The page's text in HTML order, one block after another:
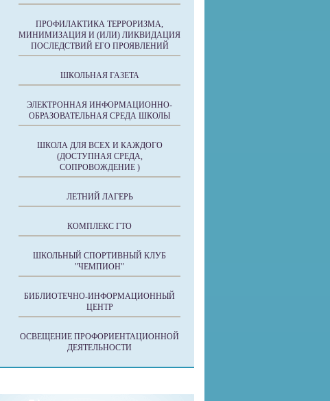
ПРОФИЛАКТИКА ТЕРРОРИЗМА,
МИНИМИЗАЦИЯ И (ИЛИ) ЛИКВИДАЦИЯ
ПОСЛЕДСТВИЙ ЕГО ПРОЯВЛЕНИЙ
ШКОЛЬНАЯ ГАЗЕТА
ЭЛЕКТРОННАЯ ИНФОРМАЦИОННО-
ОБРАЗОВАТЕЛЬНАЯ СРЕДА ШКОЛЫ
ШКОЛА ДЛЯ ВСЕХ И КАЖДОГО
(ДОСТУПНАЯ СРЕДА,
СОПРОВОЖДЕНИЕ )
ЛЕТНИЙ ЛАГЕРЬ
КОМПЛЕКС ГТО
ШКОЛЬНЫЙ СПОРТИВНЫЙ КЛУБ
"ЧЕМПИОН"
БИБЛИОТЕЧНО-ИНФОРМАЦИОННЫЙ
ЦЕНТР
ОСВЕЩЕНИЕ ПРОФОРИЕНТАЦИОННОЙ
ДЕЯТЕЛЬНОСТИ